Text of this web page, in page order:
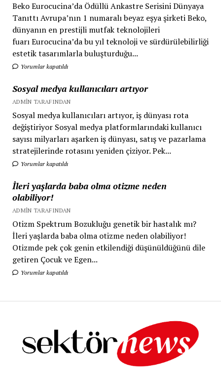
Beko Eurocucina’da Ödüllü Ankastre Serisini Dünyaya
Tanıttı Avrupa’nın 1 numaralı beyaz eşya şirketi Beko,
dünyanın en prestijli mutfak teknolojileri
fuarı Eurocucina’da bu yıl teknoloji ve sürdürülebilirliği
estetik tasarımlarla buluşturduğu...
Yorumlar kapatıldı
Sosyal medya kullanıcıları artıyor
ADMIN TARAFINDAN
Sosyal medya kullanıcıları artıyor, iş dünyası rota
değiştiriyor Sosyal medya platformlarındaki kullanıcı
sayısı milyarları aşarken iş dünyası, satış ve pazarlama
stratejilerinde rotasını yeniden çiziyor. Pek...
Yorumlar kapatıldı
İleri yaşlarda baba olma otizme neden
olabiliyor!
ADMIN TARAFINDAN
Otizm Spektrum Bozukluğu genetik bir hastalık mı?
İleri yaşlarda baba olma otizme neden olabiliyor!
Otizmde pek çok genin etkilendiği düşünüldüğünü dile
getiren Çocuk ve Egen...
Yorumlar kapatıldı